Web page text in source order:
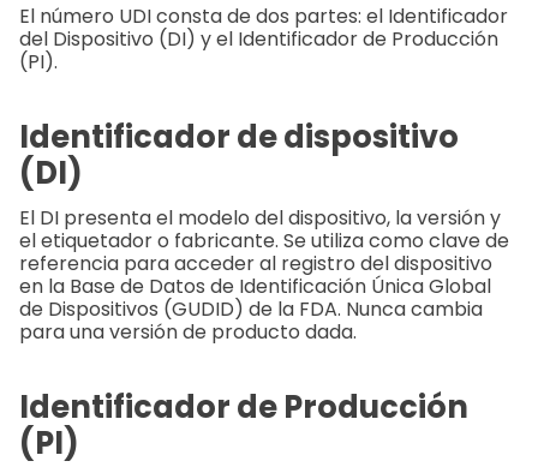
El número UDI consta de dos partes: el Identificador
del Dispositivo (DI) y el Identificador de Producción
(PI).
Identificador de dispositivo
(DI)
El DI presenta el modelo del dispositivo, la versión y
el etiquetador o fabricante. Se utiliza como clave de
referencia para acceder al registro del dispositivo
en la Base de Datos de Identificación Única Global
de Dispositivos (GUDID) de la FDA. Nunca cambia
para una versión de producto dada.
Identificador de Producción
(PI)